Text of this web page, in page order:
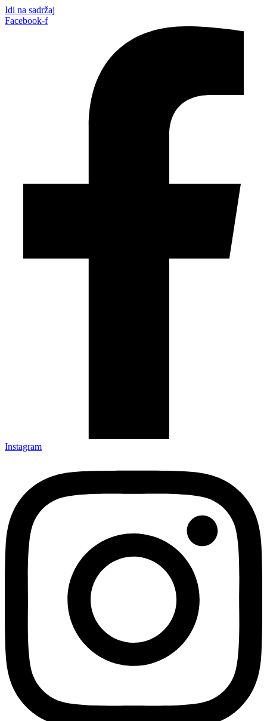
Idi na sadržaj
Facebook-f
Instagram